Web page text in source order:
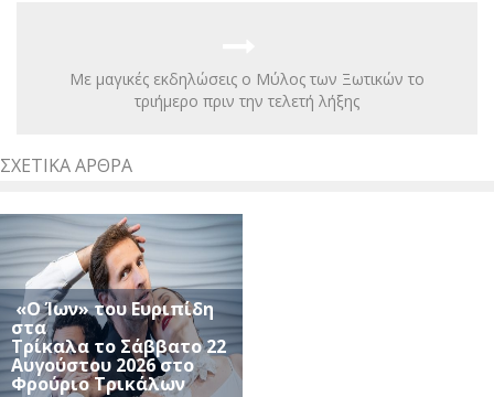
Με μαγικές εκδηλώσεις ο Μύλος των Ξωτικών το
τριήμερο πριν την τελετή λήξης
ΣΧΕΤΙΚΆ ΆΡΘΡΑ
«Ο Ίων» του Ευριπίδη
στα
Τρίκαλα το Σάββατο 22
Αυγούστου 2026 στο
Φρούριο Τρικάλων